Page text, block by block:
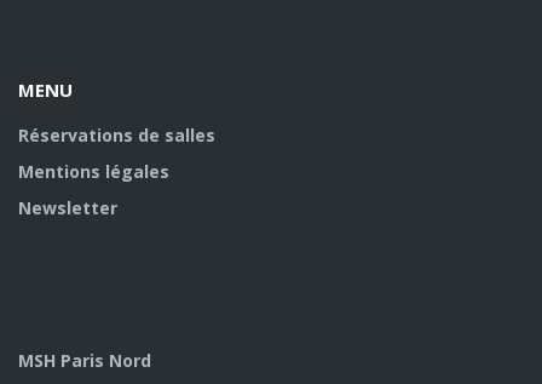
MENU
Réservations de salles
Mentions légales
Newsletter
MSH Paris Nord